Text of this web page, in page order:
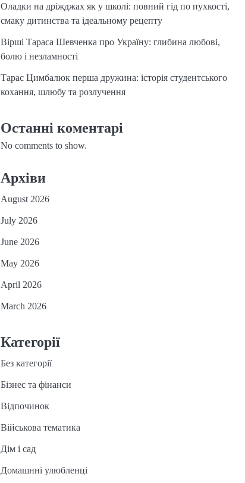
Оладки на дріжджах як у школі: повний гід по пухкості,
смаку дитинства та ідеальному рецепту
Вірші Тараса Шевченка про Україну: глибина любові,
болю і незламності
Тарас Цимбалюк перша дружина: історія студентського
кохання, шлюбу та розлучення
Останні коментарі
No comments to show.
Архіви
August 2026
July 2026
June 2026
May 2026
April 2026
March 2026
Категорії
Без категорії
Бізнес та фінанси
Відпочинок
Військова тематика
Дім і сад
Домашнні улюбленці